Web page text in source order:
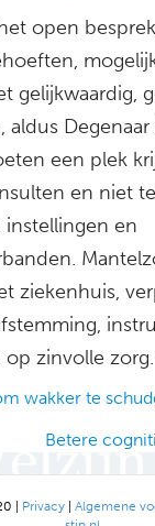
open
gelijkwaardig,
aldus Degenaar
een plek
en niet
instellingen en
ziekenhuis,
zinvolle
wakker te
Betere
| Privacy| Algemene